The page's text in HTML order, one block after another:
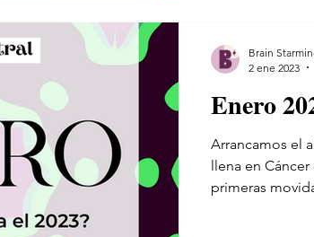
Enero
Arrancamos el
llena en
primeras
Brain
2 ene 2023